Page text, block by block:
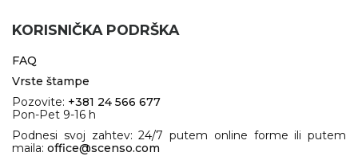
KORISNIČKA PODRŠKA
FAQ
Vrste štampe
Pozovite: +381 24 566 677
Pon-Pet 9-16 h
Podnesi svoj zahtev: 24/7 putem online forme ili putem
maila: office@scenso.com